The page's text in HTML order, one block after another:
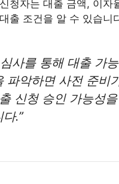
청자는 대출 금액, 이자
출 조건을 알 수 있습니
사를 통해 대출 가
파악하면 사전 준비
신청 승인 가능성
다.”